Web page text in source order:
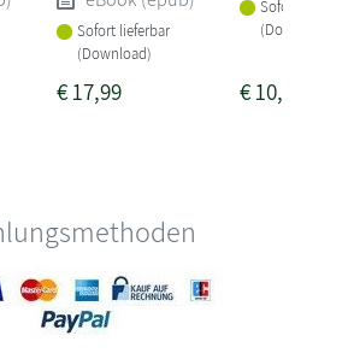
Sofort lieferbar
(Download)
€17,99
Sofort
(Download)
€10,99